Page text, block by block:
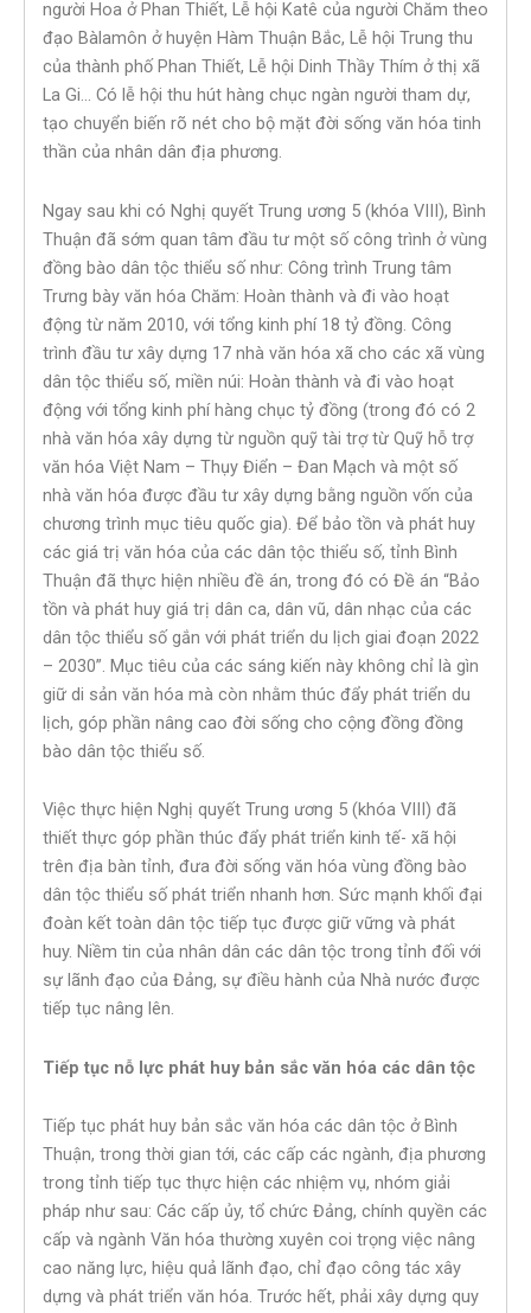
người Hoa ở Phan Thiết, Lễ hội Katê của người Chăm theo
đạo Bàlamôn ở huyện Hàm Thuận Bắc, Lễ hội Trung thu
của thành phố Phan Thiết, Lễ hội Dinh Thầy Thím ở thị xã
La Gi… Có lễ hội thu hút hàng chục ngàn người tham dự,
tạo chuyển biến rõ nét cho bộ mặt đời sống văn hóa tinh
thần của nhân dân địa phương.
Ngay sau khi có Nghị quyết Trung ương 5 (khóa VIII), Bình
Thuận đã sớm quan tâm đầu tư một số công trình ở vùng
đồng bào dân tộc thiểu số như: Công trình Trung tâm
Trưng bày văn hóa Chăm: Hoàn thành và đi vào hoạt
động từ năm 2010, với tổng kinh phí 18 tỷ đồng. Công
trình đầu tư xây dựng 17 nhà văn hóa xã cho các xã vùng
dân tộc thiểu số, miền núi: Hoàn thành và đi vào hoạt
động với tổng kinh phí hàng chục tỷ đồng (trong đó có 2
nhà văn hóa xây dựng từ nguồn quỹ tài trợ từ Quỹ hỗ trợ
văn hóa Việt Nam – Thụy Điển – Đan Mạch và một số
nhà văn hóa được đầu tư xây dựng bằng nguồn vốn của
chương trình mục tiêu quốc gia). Để bảo tồn và phát huy
các giá trị văn hóa của các dân tộc thiểu số, tỉnh Bình
Thuận đã thực hiện nhiều đề án, trong đó có Đề án “Bảo
tồn và phát huy giá trị dân ca, dân vũ, dân nhạc của các
dân tộc thiểu số gắn với phát triển du lịch giai đoạn 2022
– 2030”. Mục tiêu của các sáng kiến này không chỉ là gìn
giữ di sản văn hóa mà còn nhằm thúc đẩy phát triển du
lịch, góp phần nâng cao đời sống cho cộng đồng đồng
bào dân tộc thiểu số.
Việc thực hiện Nghị quyết Trung ương 5 (khóa VIII) đã
thiết thực góp phần thúc đẩy phát triển kinh tế- xã hội
trên địa bàn tỉnh, đưa đời sống văn hóa vùng đồng bào
dân tộc thiểu số phát triển nhanh hơn. Sức mạnh khối đại
đoàn kết toàn dân tộc tiếp tục được giữ vững và phát
huy. Niềm tin của nhân dân các dân tộc trong tỉnh đối với
sự lãnh đạo của Đảng, sự điều hành của Nhà nước được
tiếp tục nâng lên.
Tiếp tục nỗ lực phát huy bản sắc văn hóa các dân tộc
Tiếp tục phát huy bản sắc văn hóa các dân tộc ở Bình
Thuận, trong thời gian tới, các cấp các ngành, địa phương
trong tỉnh tiếp tục thực hiện các nhiệm vụ, nhóm giải
pháp như sau: Các cấp ủy, tổ chức Đảng, chính quyền các
cấp và ngành Văn hóa thường xuyên coi trọng việc nâng
cao năng lực, hiệu quả lãnh đạo, chỉ đạo công tác xây
dựng và phát triển văn hóa. Trước hết, phải xây dựng quy